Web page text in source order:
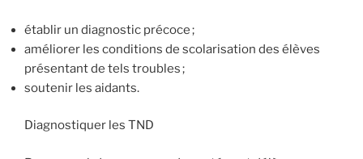
établir un diagnostic précoce ;
améliorer les conditions de scolarisation des élèves
présentant de tels troubles ;
soutenir les aidants.
Diagnostiquer les TND